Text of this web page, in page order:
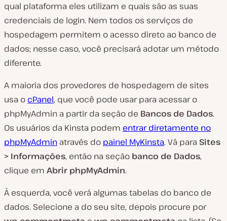
qual plataforma eles utilizam e quais são as suas
credenciais de login. Nem todos os serviços de
hospedagem permitem o acesso direto ao banco de
dados; nesse caso, você precisará adotar um método
diferente.
A maioria dos provedores de hospedagem de sites
usa o cPanel, que você pode usar para acessar o
phpMyAdmin a partir da seção de Bancos de Dados.
Os usuários da Kinsta podem entrar diretamente no
phpMyAdmin através do painel MyKinsta. Vá para Sites
> Informações, então na seção banco de Dados,
clique em Abrir phpMyAdmin.
À esquerda, você verá algumas tabelas do banco de
dados. Selecione a do seu site, depois procure por